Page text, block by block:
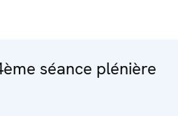
séance plénière